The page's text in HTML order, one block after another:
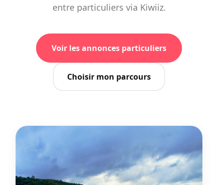
entre particuliers via Kiwiiz.
Voir les annonces particuliers
Choisir mon parcours